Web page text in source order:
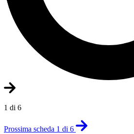
1 di 6
Prossima scheda 1 di 6